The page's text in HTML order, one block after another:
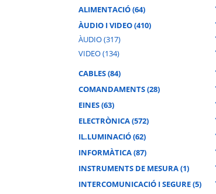
ALIMENTACIÓ (64)
ÀUDIO I VIDEO (410)
ÀUDIO (317)
VIDEO (134)
CABLES (84)
COMANDAMENTS (28)
EINES (63)
ELECTRÒNICA (572)
IL.LUMINACIÓ (62)
INFORMÀTICA (87)
INSTRUMENTS DE MESURA (1)
INTERCOMUNICACIÓ I SEGURE (5)